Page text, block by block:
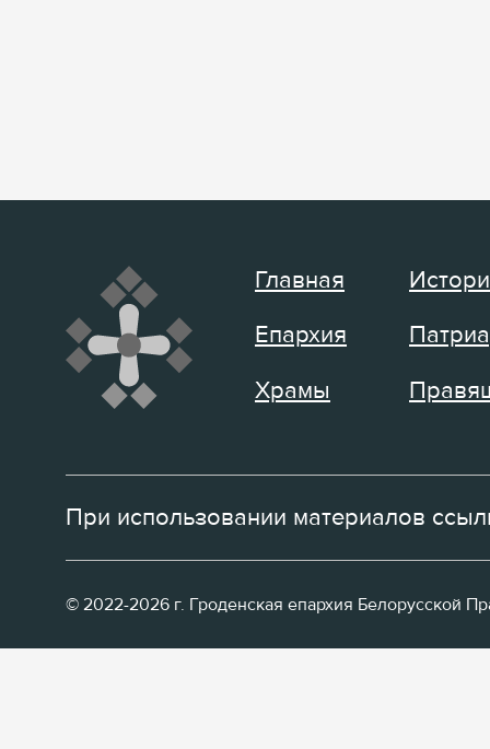
Главная
Епархия
Храмы
При использовании материалов
© 2022-2026 г. Гроденская епархия Белорусской